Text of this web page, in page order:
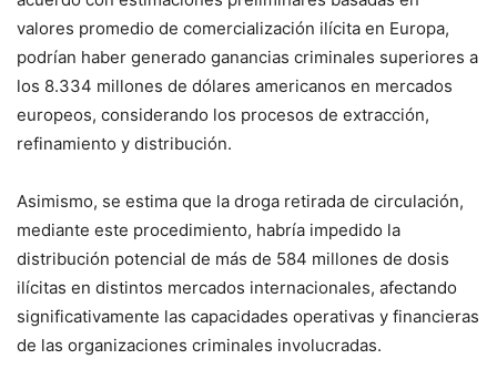
valores promedio de comercialización ilícita en Europa,
podrían haber generado ganancias criminales superiores a
los 8.334 millones de dólares americanos en mercados
europeos, considerando los procesos de extracción,
refinamiento y distribución.
Asimismo, se estima que la droga retirada de circulación,
mediante este procedimiento, habría impedido la
distribución potencial de más de 584 millones de dosis
ilícitas en distintos mercados internacionales, afectando
significativamente las capacidades operativas y financieras
de las organizaciones criminales involucradas.